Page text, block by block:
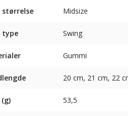
størrelse Midsize
type Swing
Gummi
20 cm, 21 cm, 22
53,5